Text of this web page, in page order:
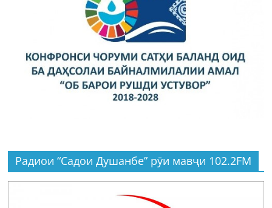
Радиои “Садои Душанбе” рӯи мавҷи 102.2FM